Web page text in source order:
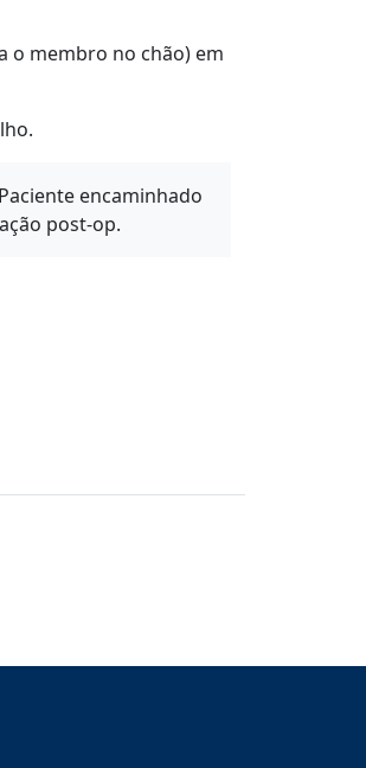
o membro no chão) em
encaminhado
post-op.